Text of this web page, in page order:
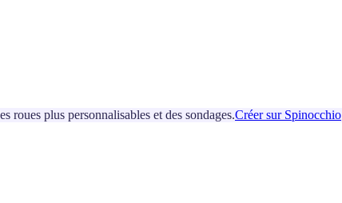
roues plus personnalisables et des sondages.Créer sur Spinocchio